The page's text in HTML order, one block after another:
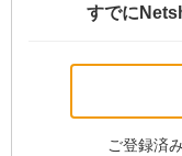
すでに
ご登録済